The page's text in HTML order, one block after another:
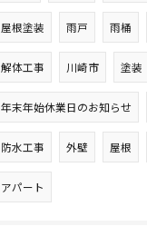
屋根塗装 雨戸 雨桶
解体工事 川崎市 塗装
年末年始休業日のお知らせ
防水工事 外壁 屋根
アパート